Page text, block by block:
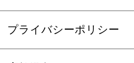
プライバシーポリシー